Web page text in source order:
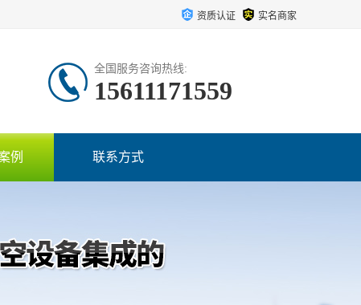
资质认证 实名商家
全国服务咨询热线:
15611171559
例 联系方式